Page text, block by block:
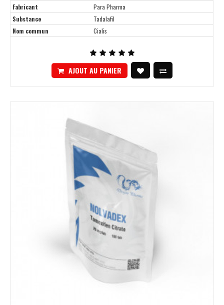
Fabricant
Para Pharma
Substance
Tadalafil
Nom commun
Cialis
AJOUT AU PANIER